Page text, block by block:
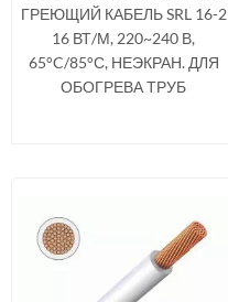
ГРЕЮЩИЙ КАБЕЛЬ SRL 16-2
16 ВТ/М, 220~240 В,
65°C/85°С, НЕЭКРАН. ДЛЯ
ОБОГРЕВА ТРУБ